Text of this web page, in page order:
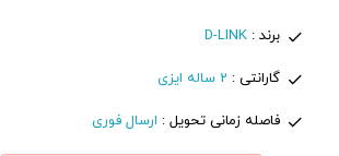
برند :D-LINK
گارانتی : 2 ساله ایزی
فاصله زمانی تحویل : ارسال فوری